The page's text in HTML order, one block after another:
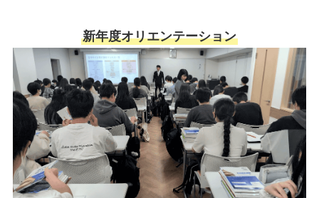
新年度オリエンテーション